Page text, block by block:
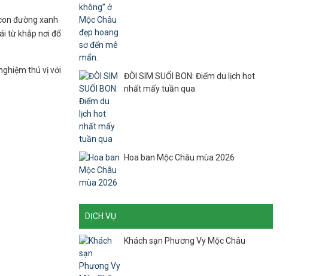
đường xanh
từ khắp nơi đổ
thú vị với
ĐÒI SIM SUỐI BON: Điểm du lịch hot
nhất mấy tuần qua
Hoa ban Mộc Châu mùa 2026
DỊCH VỤ
Khách sạn Phương Vy Mộc Châu